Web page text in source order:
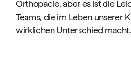
Orthopädie, aber es ist die
Teams, die im Leben unserer
wirklichen Unterschied macht.